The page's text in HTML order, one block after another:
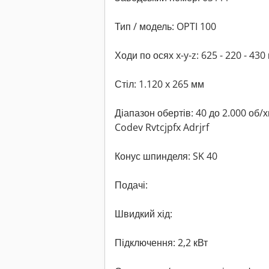
Тип / модель: OPTI 100
Ходи по осях x-y-z: 625 - 220 -
Стіл: 1.120 x 265 мм
Діапазон обертів: 40 до 2.000 об/
Codev Rvtcjpfx Adrjrf
Конус шпинделя: SK 40
Подачі:
Швидкий хід:
Підключення: 2,2 кВт